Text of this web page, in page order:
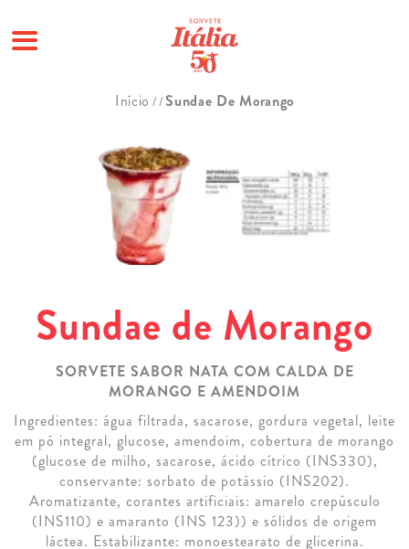
Pular
Início // Sundae De Morango
Sundae de Morango
SORVETE SABOR NATA COM CALDA DE
MORANGO E AMENDOIM
Ingredientes: água filtrada, sacarose, gordura vegetal, leite
em pó integral, glucose, amendoim, cobertura de morango
(glucose de milho, sacarose, ácido cítrico (INS330),
conservante: sorbato de potássio (INS202).
Aromatizante, corantes artificiais: amarelo crepúsculo
(INS110) e amaranto (INS 123)) e sólidos de origem
láctea. Estabilizante: monoestearato de glicerina.